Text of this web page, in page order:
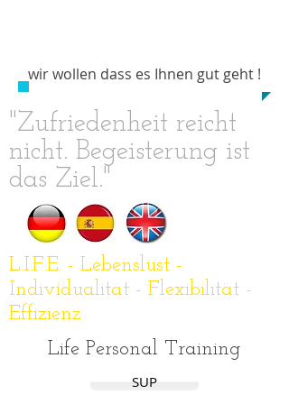
​wir wollen dass es Ihnen gut geht !
"Zufriedenheit reicht
nicht. Begeisterung ist
das Ziel."
L.I.F.E. - Lebenslust -
Individualität - Flexibilität -
Effizienz
Life Personal Training
SUP